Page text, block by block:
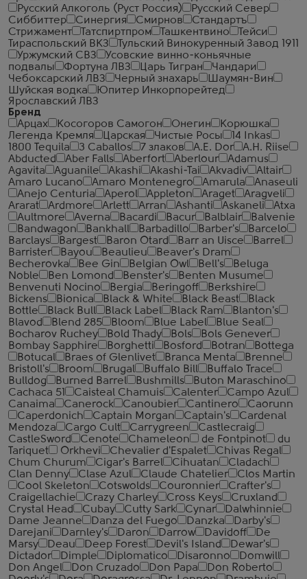
Русский Алкоголь (Руст Россия)
Русский Север
Сиббиттер
Синергия Смирнов
Стандартъ
Стрижамент
Татспиртпром Ташкентвино
Тейси
Тираспольский ВКЗ
Тульский Винокуренный Завод 1911
Уржумский СВЗ
Усовские винно-коньячные
подвалы
Фортуна ЛВЗ Царь Тигран
Чандари
Чебоксарский ЛВЗ
Черный знахарь
Шаумян-Вин
Шуйская водка
Юпитер Инкорпорейтед
Ярославский ЛВЗ
Бренд
Арцах
Косогоров Самогон Онегин
Корюшка
Легенда Кремля
Царская Чистые Росы
14 Inkas
1800 Tequila
3 Caballos 7 злаков A.E. Dor
A.H. Riise
Abducted
Aber Falls Aberfort Aberlour
Adamus
Agavita
Aguanile Akashi Akashi-Tai Akvadiv
Altair
Amaro Lucano
Amaro Montenegro Amarula
Anaseuli
Anejo Centuria
Aperol Appleton Araget
Aragveli
Ararat
Ardmore Arlett Arran Ashanti Askaneli
Atxa
Aultmore
Averna Bacardi Bacur Balblair
Balvenie
Bandwagon
Bankhall Barbadillo Barber's
Barcelo
Barclays
Bargest Baron Otard Barr an Uisce
Barrel
Barrister
Bayou Beaulieu
Beaver's Dram
Becherovka
Bee Gin Belgian Owl Bell's
Beluga
Noble
Ben Lomond Benster's
Benten Musume
Benvenuti Nocino
Bergia Beringoff
Berkshire
Bickens
Bionica Black & White Black Beast
Black
Bottle
Black Bull Black Label Black Ram
Blanton's
Blavod
Blend 285 Bloom Blue Label
Blue Seal
Bocharov Ruchey
Bold Thady Bols
Bols Genever
Bombay Sapphire
Borghetti Bosford Botran
Bottega
Botucal
Braes of Glenlivet Branca Menta
Brenne
Bristoll's
Broom Brugal Buffalo Bill
Buffalo Trace
Bulldog
Burned Barrel Bushmills
Buton Maraschino
Cachaca 51
Caisteal Chamuis Calenter
Campo Azul
Canaima
Canerock Canoubier Cantinero
Caorunn
Caperdonich
Captain Morgan Captain's
Cardenal
Mendoza
Cargo Cult Carrygreen
Castlecraig
CastleSword
Cenote Chameleon de Fontpinot
du
Tariquet
Orkhevi Chevalier d'Espalet
Chivas Regal
Chum Churum
Cigar's Barrel Cihuatan
Cladach
Clan Denny
Clase Azul Claude Chatelier
Clos Martin
Cool Skeleton
Cotswolds Couronnier
Crafter's
Craigellachie
Crazy Charley Cross Keys
Cruxland
Crystal Head
Cubay Cutty Sark Cynar
Dalwhinnie
Dame Jeanne
Danza del Fuego Danzka
Darby's
Darejani
Darnley's Daron Darrow Davidoff
De
Marsy
Deau Deep Forest Devil's Island
Dewar's
Dictador
Dimple Diplomatico Disaronno
Domwill
Don Angel
Don Cruzado Don Papa
Don Roberto